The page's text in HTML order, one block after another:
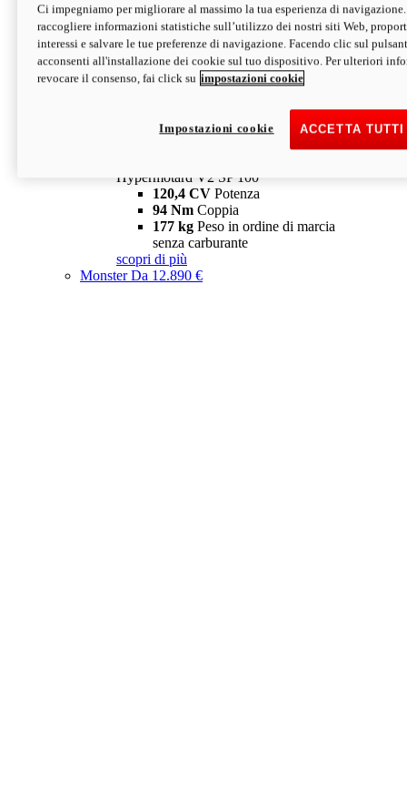
Hypermotard V2 SP
120,4 CVPotenza
94 NmCoppia
177 kgPeso in ordine di marcia
senza carburante
Depotenziata 35 kW: 18.890 € i
configura scopri di più
Hypermotard V2 SP 100
120,4 CV Potenza
94 Nm Coppia
177 kg Peso in ordine di marcia
senza carburante
scopri di più
MonsterDa 12.890 €
Ci impegniamo per migliorare al massimo la tua esperienza di
raccogliere informazioni statistiche sull’utilizzo dei nostri siti Web,
interessi e salvare le tue preferenze di navigazione. Facendo clic sul
acconsenti all'installazione dei cookie sul tuo dispositivo. Per ulteriori
revocare il consenso, fai click su impostazioni cookie
ACCETTA
Impostazioni cookie